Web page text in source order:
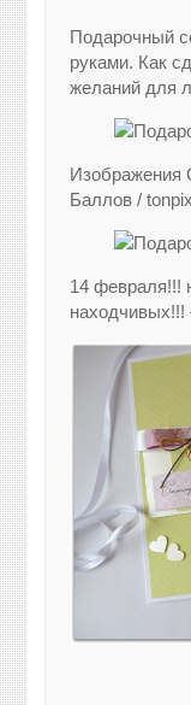
Подарочный
руками. Как
желаний для
Изображения
Баллов /
14 февраля!!!